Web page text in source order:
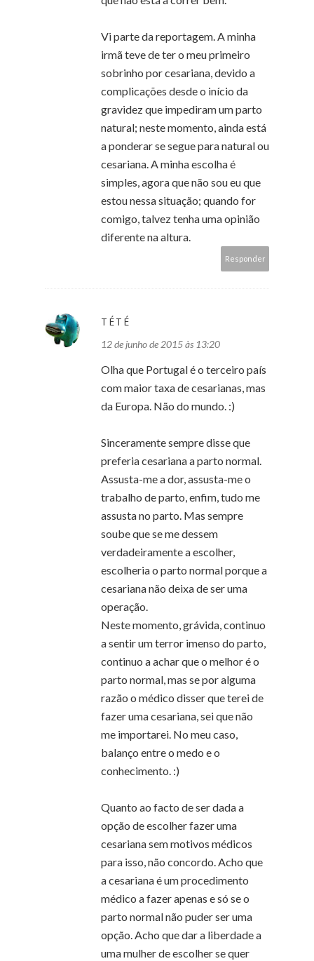
Vi parte da reportagem. A minha
irmã teve de ter o meu primeiro
sobrinho por cesariana, devido a
complicações desde o início da
gravidez que impediram um parto
natural; neste momento, ainda está
a ponderar se segue para natural ou
cesariana. A minha escolha é
simples, agora que não sou eu que
estou nessa situação; quando for
comigo, talvez tenha uma opinião
diferente na altura.
Responder
TÉTÉ
12 de junho de 2015 às 13:20
Olha que Portugal é o terceiro país
com maior taxa de cesarianas, mas
da Europa. Não do mundo. :)
Sinceramente sempre disse que
preferia cesariana a parto normal.
Assusta-me a dor, assusta-me o
trabalho de parto, enfim, tudo me
assusta no parto. Mas sempre
soube que se me dessem
verdadeiramente a escolher,
escolheria o parto normal porque a
cesariana não deixa de ser uma
operação.
Neste momento, grávida, continuo
a sentir um terror imenso do parto,
continuo a achar que o melhor é o
parto normal, mas se por alguma
razão o médico disser que terei de
fazer uma cesariana, sei que não
me importarei. No meu caso,
balanço entre o medo e o
conhecimento. :)
Quanto ao facto de ser dada a
opção de escolher fazer uma
cesariana sem motivos médicos
para isso, não concordo. Acho que
a cesariana é um procedimento
médico a fazer apenas e só se o
parto normal não puder ser uma
opção. Acho que dar a liberdade a
uma mulher de escolher se quer